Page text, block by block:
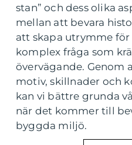
stan” och dess olika
mellan att bevara
att skapa utrymme
komplex fråga som
övervägande. Genom
motiv, skillnader och
kan vi bättre grunda
när det kommer till
byggda miljö.